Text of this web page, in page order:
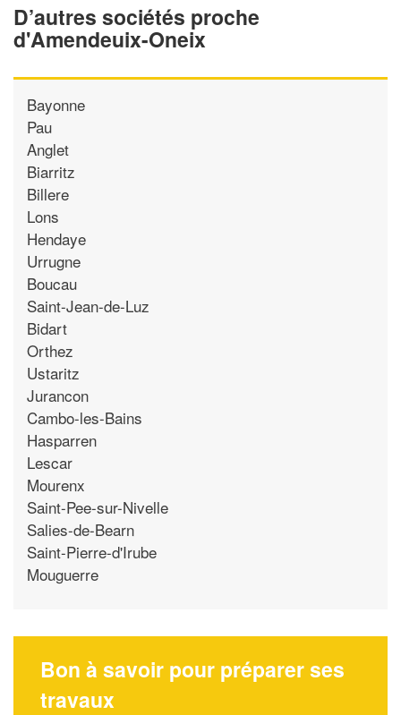
D’autres sociétés proche
d'Amendeuix-Oneix
Bayonne
Pau
Anglet
Biarritz
Billere
Lons
Hendaye
Urrugne
Boucau
Saint-Jean-de-Luz
Bidart
Orthez
Ustaritz
Jurancon
Cambo-les-Bains
Hasparren
Lescar
Mourenx
Saint-Pee-sur-Nivelle
Salies-de-Bearn
Saint-Pierre-d'Irube
Mouguerre
Bon à savoir pour préparer ses
travaux